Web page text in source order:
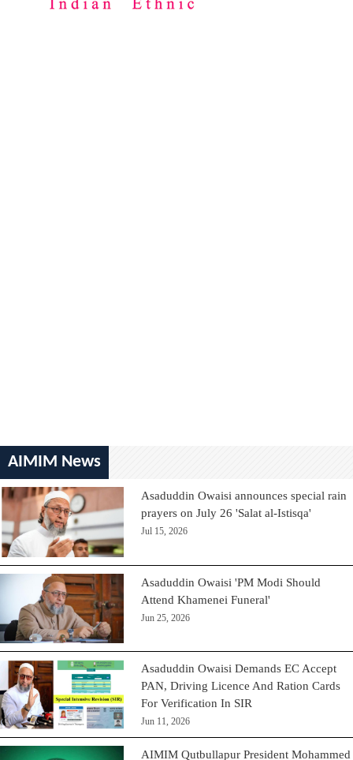
AIMIM News
Asaduddin Owaisi announces special rain
prayers on July 26 'Salat al-Istisqa'
Jul 15, 2026
Asaduddin Owaisi 'PM Modi Should
Attend Khamenei Funeral'
Jun 25, 2026
Asaduddin Owaisi Demands EC Accept
PAN, Driving Licence And Ration Cards
For Verification In SIR
Jun 11, 2026
AIMIM Qutbullapur President Mohammed